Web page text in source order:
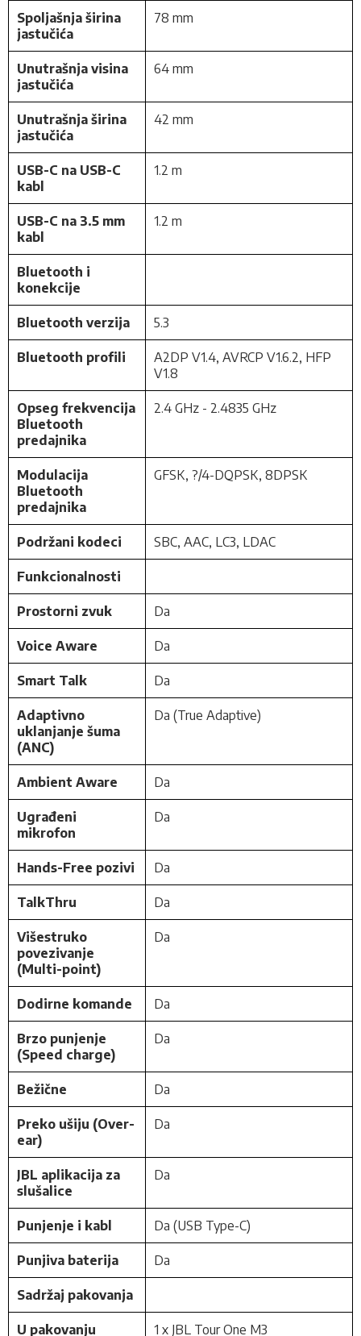
Spoljašnja širina
jastučića
78 mm
Unutrašnja visina
jastučića
64 mm
Unutrašnja širina
jastučića
42 mm
USB-C na USB-C
kabl
1.2 m
USB-C na 3.5 mm
kabl
1.2 m
Bluetooth i
konekcije
Bluetooth verzija 5.3
Bluetooth profili
A2DP V1.4, AVRCP V1.6.2, HFP
V1.8
Opseg frekvencija
Bluetooth
predajnika
2.4 GHz - 2.4835 GHz
Modulacija
Bluetooth
predajnika
GFSK, ?/4-DQPSK, 8DPSK
Podržani kodeci SBC, AAC, LC3, LDAC
Funkcionalnosti
Prostorni zvuk Da
Voice Aware Da
Smart Talk Da
Adaptivno
uklanjanje šuma
(ANC)
Da (True Adaptive)
Ambient Aware Da
Ugrađeni
mikrofon
Da
Hands-Free pozivi Da
TalkThru Da
Višestruko
povezivanje
(Multi-point)
Da
Dodirne komande Da
Brzo punjenje
(Speed charge)
Da
Bežične Da
Preko ušiju (Over-
ear)
Da
JBL aplikacija za
slušalice
Da
Punjenje i kabl Da (USB Type-C)
Punjiva baterija Da
Sadržaj pakovanja
U pakovanju 1 x JBL Tour One M3